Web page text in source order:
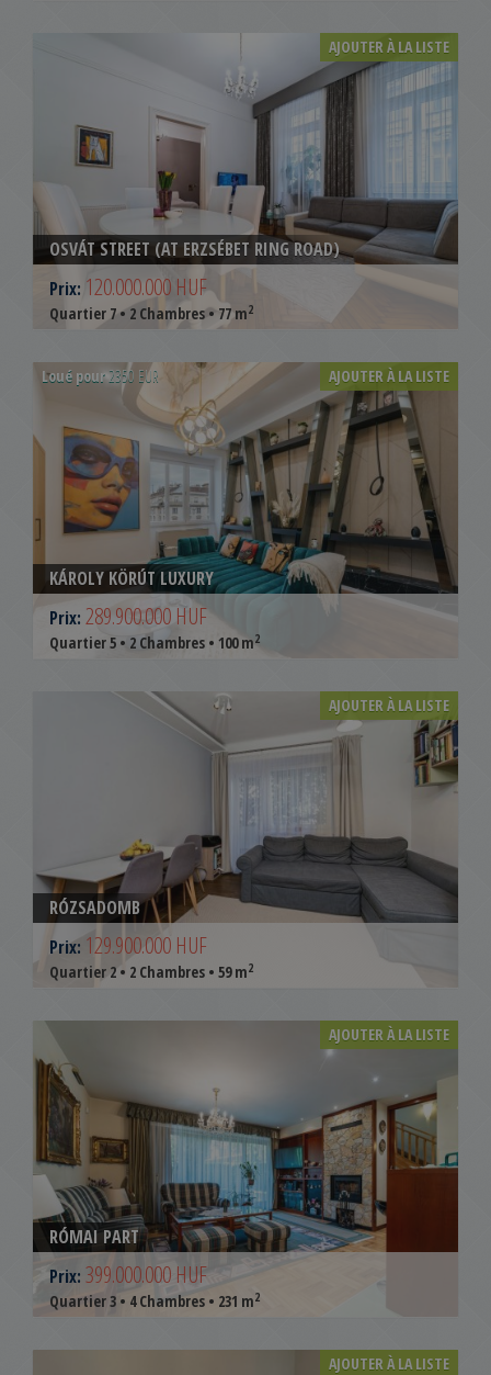
AJOUTER À LA LISTE
OSVÁT STREET (AT ERZSÉBET RING ROAD)
Prix: 120.000.000 HUF
Quartier 7 • 2 Chambres • 77 m2
Loué pour2350 EUR AJOUTER À LA LISTE
KÁROLY KÖRÚT LUXURY
Prix: 289.900.000 HUF
Quartier 5 • 2 Chambres • 100 m2
AJOUTER À LA LISTE
RÓZSADOMB
Prix: 129.900.000 HUF
Quartier 2 • 2 Chambres • 59 m2
AJOUTER À LA LISTE
RÓMAI PART
Prix: 399.000.000 HUF
Quartier 3 • 4 Chambres • 231 m2
AJOUTER À LA LISTE